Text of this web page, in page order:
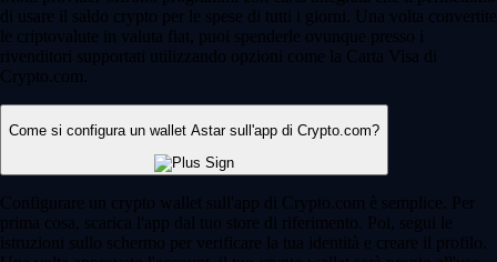
di usare il saldo crypto per le spese di tutti i giorni. Una volta convertite
le criptovalute in valuta fiat, puoi spenderle ovunque presso i
rivenditori supportati utilizzando opzioni come la Carta Visa di
Crypto.com.
Come si configura un wallet Astar sull'app di Crypto.com?
Configurare un crypto wallet sull'app di Crypto.com è semplice. Per
prima cosa, scarica l'app dal tuo store di riferimento. Poi, segui le
istruzioni sullo schermo per verificare la tua identità e creare il profilo.